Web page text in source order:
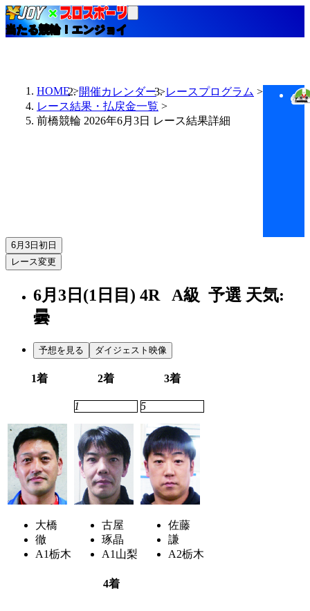
当たる競輪！エンジョイ
HOME 開催カレンダー
レースプログラム
レース結果・払戻金一覧
前橋競輪 2026年6月3日 レース結果詳細
6月3日 初日
レース変更
6月3日(1日目) 4R A級 予選 天気:
曇
予想を見る ダイジェスト映像
1着 2着 3着
大橋
徹
A1栃木
1
古屋
琢晶
A1 山梨
5
佐藤
謙
A2栃木
4着